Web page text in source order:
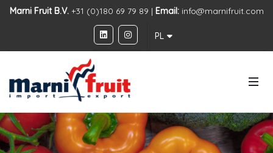
Marni Fruit B.V.+31 (0)180 69 79 89 | Email: info@marnifruit.com
PL